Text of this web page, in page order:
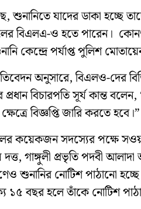
শুনানিতে যাদের ডাকা হচ্ছে
বিএলএ-ও হতে পারেন।
কেন্দ্রে পর্যাপ্ত পুলিশ
অনুসারে, বিএলও-দের
বিচারপতি সূর্য কান্ত
বিজ্ঞপ্তি জারি করতে হবে।”
কয়েকজন সদস্যের পক্ষে
দত্ত, গাঙ্গুলী প্রভৃতি পদবী
শুনানির নোটিশ পাঠানো
১৫ বছর হলে তাঁকে নোটিশ